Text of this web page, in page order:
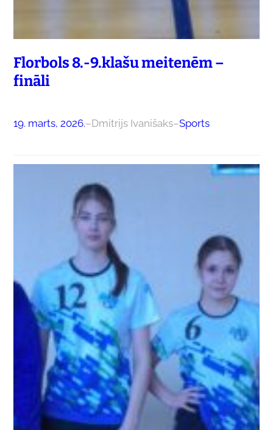
Florbols 8.-9.klašu meitenēm –
fināli
19. marts, 2026.–Dmitrijs Ivanišaks–Sports